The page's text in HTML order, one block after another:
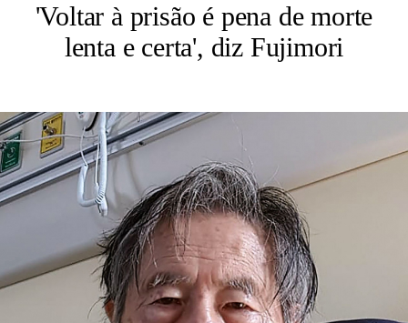
'Voltar à prisão é pena de morte
lenta e certa', diz Fujimori